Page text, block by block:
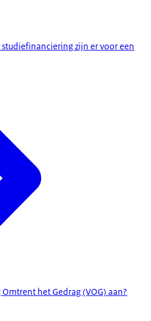
zijn er voor een
het Gedrag (VOG) aan?